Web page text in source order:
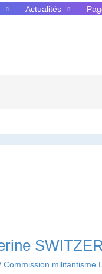
Actualités
Commission militantisme